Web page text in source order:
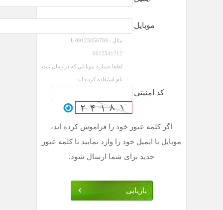
مثال : 09123456789 یا
0012541212
لطفا شماره موبایلی که در زمان ثبت
نام استفاده کرده اید
کد امنیتی
اگر کلمه عبور خود را فراموش کرده اید،
موبایل یا ایمیل خود را وارد نمایید تا کلمه عبور
جدید برای شما ارسال شود.
بازیابی